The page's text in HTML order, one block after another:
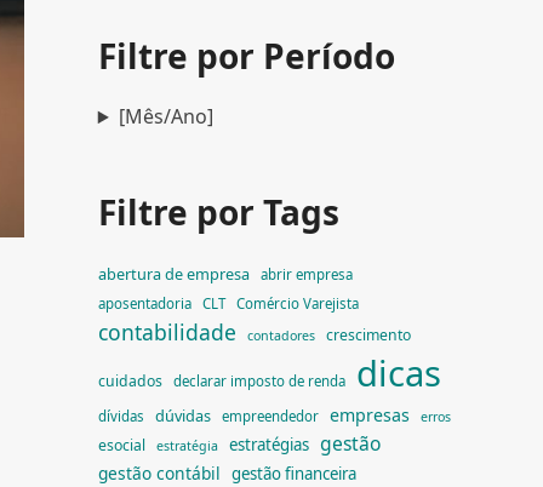
Filtre por Período
[Mês/Ano]
Filtre por Tags
abertura de empresa
abrir empresa
aposentadoria
CLT Comércio Varejista
contabilidade contadores crescimento
cuidados declarar imposto de renda dicas
dívidas dúvidas empreendedor empresas erros
esocial estratégia estratégias gestão
gestão contábil gestão financeira